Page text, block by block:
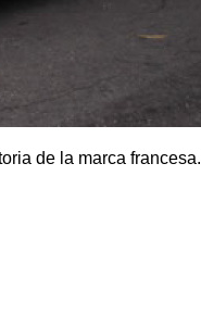
de la marca francesa.